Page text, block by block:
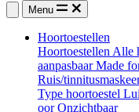
Menu
Hoortoestellen
HoortoestellenAlle
aanpasbaarMade
Ruis/
Type hoortoestel
oorOnzichtbaar